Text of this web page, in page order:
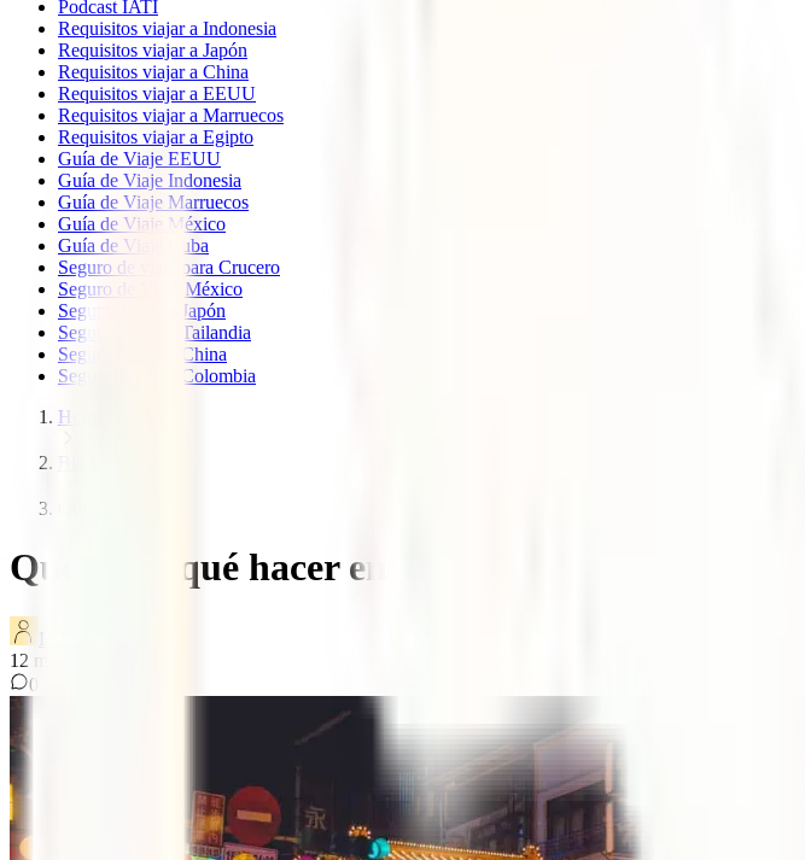
Podcast IATI
Requisitos viajar a Indonesia
Requisitos viajar a Japón
Requisitos viajar a China
Requisitos viajar a EEUU
Requisitos viajar a Marruecos
Requisitos viajar a Egipto
Guía de Viaje EEUU
Guía de Viaje Indonesia
Guía de Viaje Marruecos
Guía de Viaje México
Guía de Viaje Cuba
Seguro de viaje para Crucero
Seguro de Viaje México
Seguro de viaje Japón
Seguro de viaje Tailandia
Seguro de viaje China
Seguro de viaje Colombia
Home
Qué ver y qué hacer en Taiwán: 10 planazos
12 minutos de lectura
0